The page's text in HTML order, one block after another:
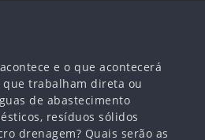
e o que acontecerá
trabalham direta ou
de abastecimento
resíduos sólidos
drenagem? Quais serão as